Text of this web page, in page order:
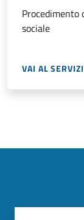
Procedimento
sociale
VAI AL